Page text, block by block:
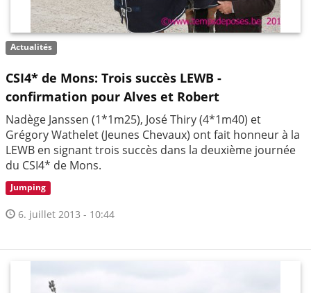
Actualités
CSI4* de Mons: Trois succès LEWB -
confirmation pour Alves et Robert
Nadège Janssen (1*1m25), José Thiry (4*1m40) et
Grégory Wathelet (Jeunes Chevaux) ont fait honneur à la
LEWB en signant trois succès dans la deuxième journée
du CSI4* de Mons.
Jumping
6. juillet 2013 - 10:44